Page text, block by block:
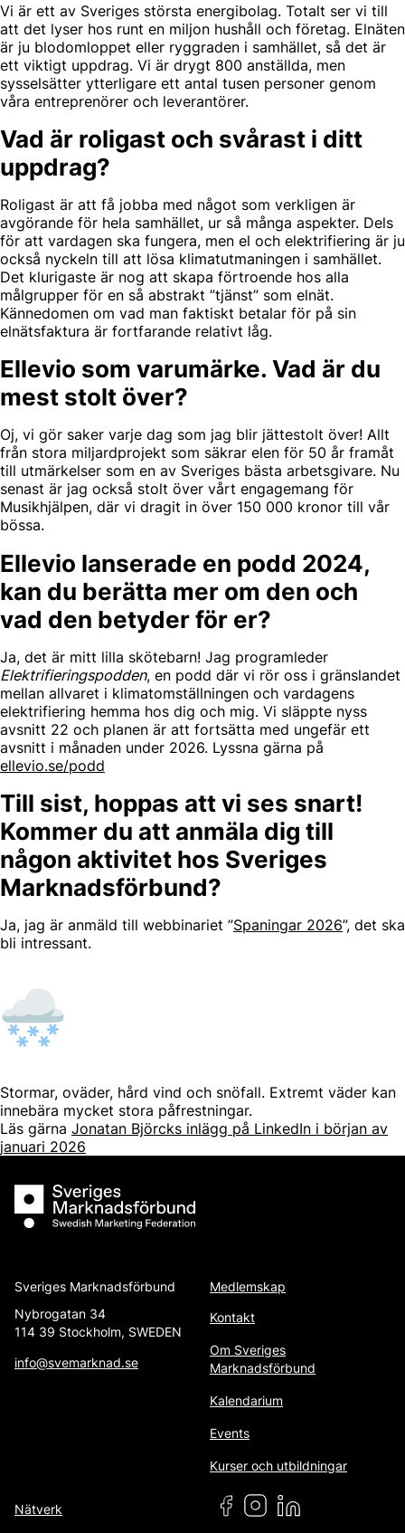
Vi är ett av Sveriges största energibolag. Totalt ser vi till
att det lyser hos runt en miljon hushåll och företag. Elnäten
är ju blodomloppet eller ryggraden i samhället, så det är
ett viktigt uppdrag. Vi är drygt 800 anställda, men
sysselsätter ytterligare ett antal tusen personer genom
våra entreprenörer och leverantörer.
Vad är roligast och svårast i ditt
uppdrag?
Roligast är att få jobba med något som verkligen är
avgörande för hela samhället, ur så många aspekter. Dels
för att vardagen ska fungera, men el och elektrifiering är ju
också nyckeln till att lösa klimatutmaningen i samhället.
Det klurigaste är nog att skapa förtroende hos alla
målgrupper för en så abstrakt ”tjänst” som elnät.
Kännedomen om vad man faktiskt betalar för på sin
elnätsfaktura är fortfarande relativt låg.
Ellevio som varumärke. Vad är du
mest stolt över?
Oj, vi gör saker varje dag som jag blir jättestolt över! Allt
från stora miljardprojekt som säkrar elen för 50 år framåt
till utmärkelser som en av Sveriges bästa arbetsgivare. Nu
senast är jag också stolt över vårt engagemang för
Musikhjälpen, där vi dragit in över 150 000 kronor till vår
bössa.
Ellevio lanserade en podd 2024,
kan du berätta mer om den och
vad den betyder för er?
Ja, det är mitt lilla skötebarn! Jag programleder
Elektrifieringspodden, en podd där vi rör oss i gränslandet
mellan allvaret i klimatomställningen och vardagens
elektrifiering hemma hos dig och mig. Vi släppte nyss
avsnitt 22 och planen är att fortsätta med ungefär ett
avsnitt i månaden under 2026. Lyssna gärna på
ellevio.se/podd
Till sist, hoppas att vi ses snart!
Kommer du att anmäla dig till
någon aktivitet hos Sveriges
Marknadsförbund?
Ja, jag är anmäld till webbinariet ”Spaningar 2026”, det ska
bli intressant.
Stormar, oväder, hård vind och snöfall. Extremt väder kan
innebära mycket stora påfrestningar.
Läs gärna Jonatan Björcks inlägg på LinkedIn i början av
januari 2026
Sveriges Marknadsförbund
Sveriges Marknadsförbund
Nybrogatan 34
114 39 Stockholm, SWEDEN
info@svemarknad.se
Medlemskap
Kontakt
Om Sveriges
Marknadsförbund
Kalendarium
Events
Kurser och utbildningar
Nätverk